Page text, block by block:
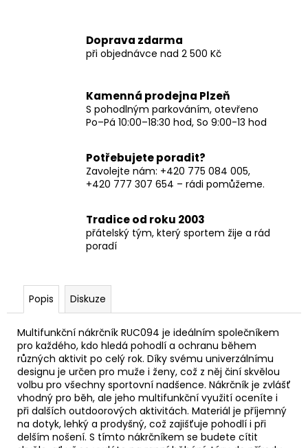
Doprava zdarma
při objednávce nad 2 500 Kč
Kamenná prodejna Plzeň
S pohodlným parkováním, otevřeno
Po–Pá 10:00–18:30 hod, So 9:00-13 hod
Potřebujete poradit?
Zavolejte nám: +420 775 084 005,
+420 777 307 654 – rádi pomůžeme.
Tradice od roku 2003
přátelský tým, který sportem žije a rád
poradí
Popis Diskuze
Multifunkční nákrčník RUC094 je ideálním společníkem
pro každého, kdo hledá pohodlí a ochranu během
různých aktivit po celý rok. Díky svému univerzálnímu
designu je určen pro muže i ženy, což z něj činí skvělou
volbu pro všechny sportovní nadšence. Nákrčník je zvlášť
vhodný pro běh, ale jeho multifunkční využití oceníte i
při dalších outdoorových aktivitách. Materiál je příjemný
na dotyk, lehký a prodyšný, což zajišťuje pohodlí i při
delším nošení. S tímto nákrčníkem se budete cítit